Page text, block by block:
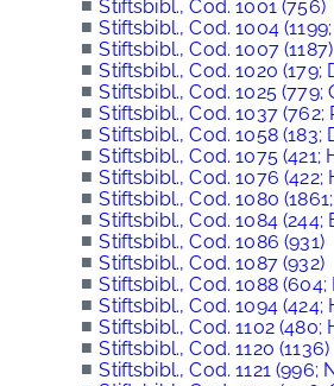
■ Stiftsbibl., Cod. 1001 (756)
■ Stiftsbibl., Cod. 1004
■ Stiftsbibl., Cod. 1007 (1187)
■ Stiftsbibl., Cod. 1020 (179;
■ Stiftsbibl., Cod. 1025 (779;
■ Stiftsbibl., Cod. 1037 (762;
■ Stiftsbibl., Cod. 1058 (183;
■ Stiftsbibl., Cod. 1075 (421;
■ Stiftsbibl., Cod. 1076 (422;
■ Stiftsbibl., Cod. 1080
■ Stiftsbibl., Cod. 1084 (244;
■ Stiftsbibl., Cod. 1086 (931)
■ Stiftsbibl., Cod. 1087 (932)
■ Stiftsbibl., Cod. 1088 (604;
■ Stiftsbibl., Cod. 1094 (424;
■ Stiftsbibl., Cod. 1102 (480;
■ Stiftsbibl., Cod. 1120 (1136)
■ Stiftsbibl., Cod. 1121 (996;